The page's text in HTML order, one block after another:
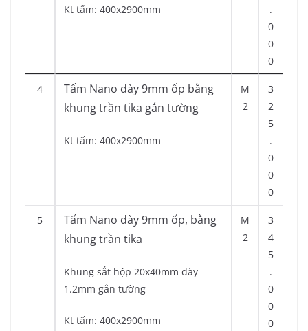
Kt tấm: 400x2900mm
.
0
0
0
4
Tấm Nano dày 9mm ốp bằng
khung trần tika gắn tường
Kt tấm: 400x2900mm
M
2
3
2
5
.
0
0
0
5
Tấm Nano dày 9mm ốp, bằng
khung trần tika
Khung sắt hộp 20x40mm dày
1.2mm gắn tường
Kt tấm: 400x2900mm
M
2
3
4
5
.
0
0
0